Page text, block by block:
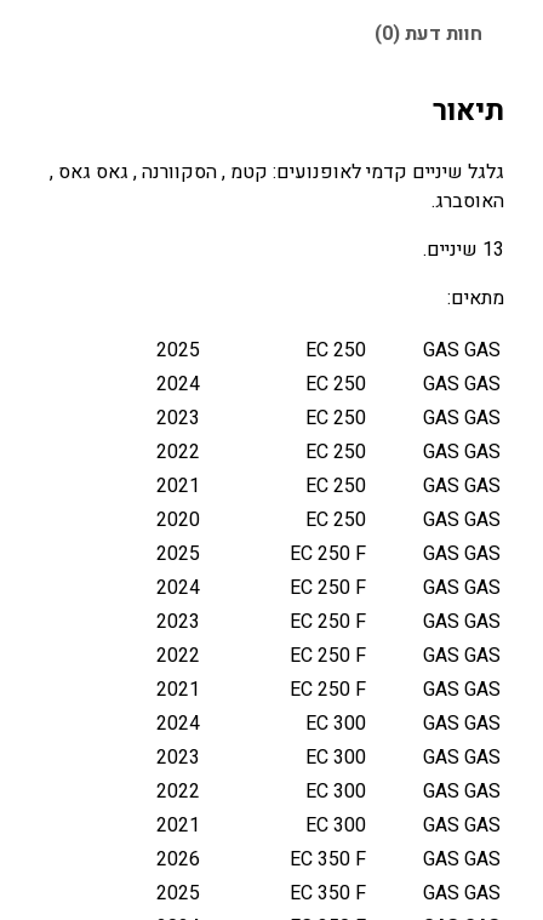
נ
י
ם
1
ש
נ
ם
ק
מ
G
A
S
/
T
M
/
H
U
S
חוות דעת (0)
תיאור
גלגל שיניים קדמי לאופנועים: קטמ , הסקוורנה , גאס גאס ,
האוסברג.
13 שיניים.
מתאים:
GAS GAS
EC 250
2025
GAS GAS
EC 250
2024
GAS GAS
EC 250
2023
GAS GAS
EC 250
2022
GAS GAS
EC 250
2021
GAS GAS
EC 250
2020
GAS GAS
EC 250 F
2025
GAS GAS
EC 250 F
2024
GAS GAS
EC 250 F
2023
GAS GAS
EC 250 F
2022
GAS GAS
EC 250 F
2021
GAS GAS
EC 300
2024
GAS GAS
EC 300
2023
GAS GAS
EC 300
2022
GAS GAS
EC 300
2021
GAS GAS
EC 350 F
2026
GAS GAS
EC 350 F
2025